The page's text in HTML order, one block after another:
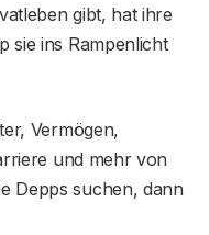
gibt, hat ihre
sie ins Rampenlicht
Vermögen,
und mehr von
Depps suchen, dann